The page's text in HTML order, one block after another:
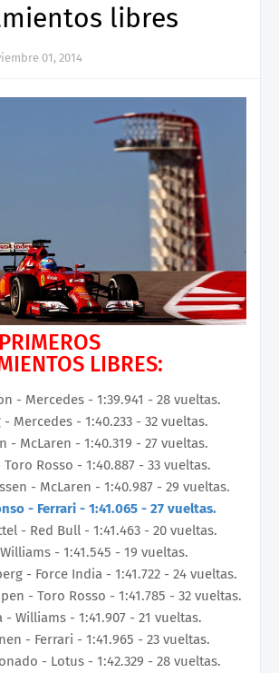
libres
01, 2014
LIBRES:
- Mercedes - 1:39.941 - 28 vueltas.
Mercedes - 1:40.233 - 32 vueltas.
- McLaren - 1:40.319 - 27 vueltas.
Rosso - 1:40.887 - 33 vueltas.
- McLaren - 1:40.987 - 29 vueltas.
- Ferrari - 1:41.065 - 27 vueltas.
- Red Bull - 1:41.463 - 20 vueltas.
- 1:41.545 - 19 vueltas.
- Force India - 1:41.722 - 24 vueltas.
- Toro Rosso - 1:41.785 - 32 vueltas.
- Williams - 1:41.907 - 21 vueltas.
- Ferrari - 1:41.965 - 23 vueltas.
- Lotus - 1:42.329 - 28 vueltas.